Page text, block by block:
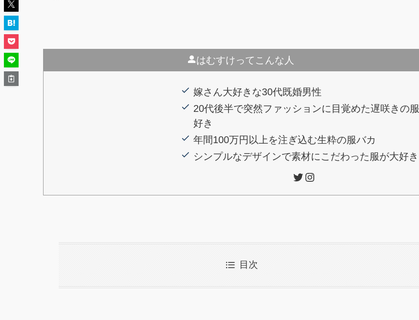
はむすけってこんな人
嫁さん大好きな30代既婚男性
20代後半で突然ファッションに目覚めた遅咲きの服
好き
年間100万円以上を注ぎ込む生粋の服バカ
シンプルなデザインで素材にこだわった服が大好き
Twitter Instagram
目次